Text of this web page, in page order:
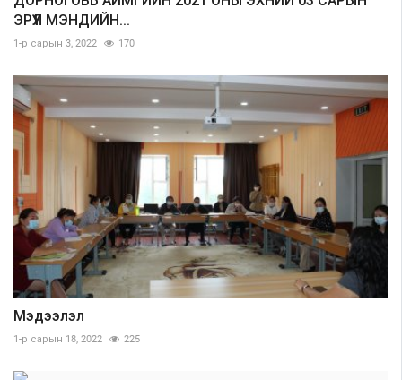
ЭРҮҮЛ МЭНДИЙН...
1-р сарын 3, 2022 170
Мэдээлэл
1-р сарын 18, 2022 225